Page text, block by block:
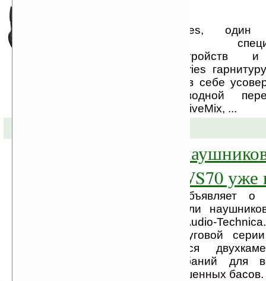
Компания SteelSeries,
производителей
периферийных устройств и
представляет SteelSeries
Устройство сочетает в себе
технологию беспроводной
функции ExactSND и LiveMix, ...
Новая модель
Technica ATH-WS70
Компания BLADE объявляет о
продажу новой модели
японской компании Audio-
WS70 – флагман дуговой
которой используется
генерирования колебаний для
глубоких, богато окрашенных басов.